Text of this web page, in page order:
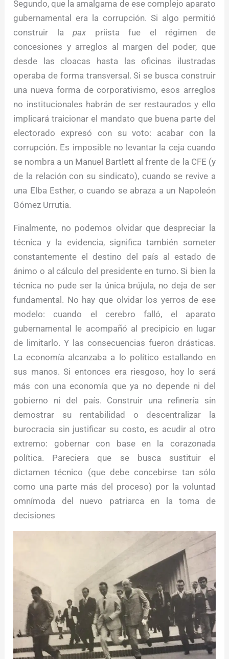
Segundo, que la amalgama de ese complejo aparato
gubernamental era la corrupción. Si algo permitió
construir lapax priista fue el régimen de
concesiones y arreglos al margen del poder, que
desde las cloacas hasta las oficinas ilustradas
operaba de forma transversal. Si se busca construir
una nueva forma de corporativismo, esos arreglos
no institucionales habrán de ser restaurados y ello
implicará traicionar el mandato que buena parte del
electorado expresó con su voto: acabar con la
corrupción. Es imposible no levantar la ceja cuando
se nombra a un Manuel Bartlett al frente de la CFE (y
de la relación con su sindicato), cuando se revive a
una Elba Esther, o cuando se abraza a un Napoleón
Gómez Urrutia.
Finalmente, no podemos olvidar que despreciar la
técnica y la evidencia, significa también someter
constantemente el destino del país al estado de
ánimo o al cálculo del presidente en turno. Si bien la
técnica no pude ser la única brújula, no deja de ser
fundamental. No hay que olvidar los yerros de ese
modelo: cuando el cerebro falló, el aparato
gubernamental le acompañó al precipicio en lugar
de limitarlo. Y las consecuencias fueron drásticas.
La economía alcanzaba a lo político estallando en
sus manos. Si entonces era riesgoso, hoy lo será
más con una economía que ya no depende ni del
gobierno ni del país. Construir una refinería sin
demostrar su rentabilidad o descentralizar la
burocracia sin justificar su costo, es acudir al otro
extremo: gobernar con base en la corazonada
política. Pareciera que se busca sustituir el
dictamen técnico (que debe concebirse tan sólo
como una parte más del proceso) por la voluntad
omnímoda del nuevo patriarca en la toma de
decisiones